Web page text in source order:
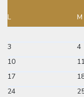
L M
3
4
10
11
17
24